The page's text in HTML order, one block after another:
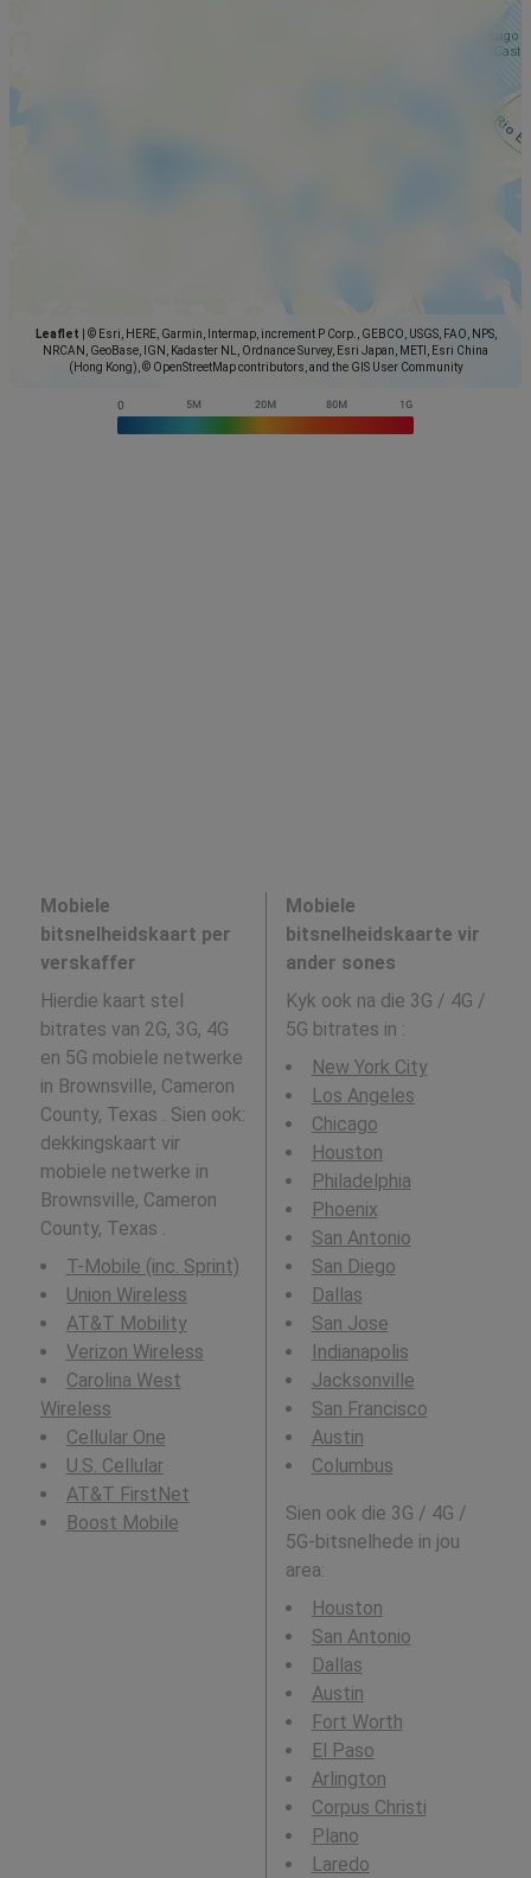
Leaflet
© Esri, HERE, Garmin, Intermap, increment P Corp., GEBCO, USGS, FAO, NPS,
NRCAN, GeoBase, IGN, Kadaster NL, Ordnance Survey, Esri Japan, METI, Esri China
(Hong Kong), © OpenStreetMap contributors, and the GIS User Community
Mobiele
bitsnelheidskaart per
verskaffer
Hierdie kaart stel
bitrates van 2G, 3G, 4G
en 5G mobiele netwerke
in Brownsville, Cameron
County, Texas . Sien ook:
dekkingskaart vir
mobiele netwerke in
Brownsville, Cameron
County, Texas .
T-Mobile (inc. Sprint)
Union Wireless
AT&T Mobility
Verizon Wireless
Carolina West
Wireless
Cellular One
U.S. Cellular
AT&T FirstNet
Boost Mobile
Mobiele
bitsnelheidskaarte vir
ander sones
Kyk ook na die 3G / 4G /
5G bitrates in :
New York City
Los Angeles
Chicago
Houston
Philadelphia
Phoenix
San Antonio
San Diego
Dallas
San Jose
Indianapolis
Jacksonville
San Francisco
Austin
Columbus
Sien ook die 3G / 4G /
5G-bitsnelhede in jou
area:
Houston
San Antonio
Dallas
Austin
Fort Worth
El Paso
Arlington
Corpus Christi
Plano
Laredo